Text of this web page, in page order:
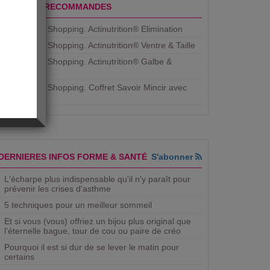
PRODUITS RECOMMANDES
Aujourdhui Shopping. Actinutrition® Elimination
Aujourdhui Shopping. Actinutrition® Ventre & Taille
Aujourdhui Shopping. Actinutrition® Galbe &
Aujourdhui Shopping. ​Coffret Savoir Mincir avec
INFOS FORME & SANTÉ S'abonner
L'écharpe plus indispensable qu'il n'y paraît pour
prévenir les crises d'asthme
5 techniques pour un meilleur sommeil
Et si vous (vous) offriez un bijou plus original que
l'éternelle bague, tour de cou ou paire de créo
Pourquoi il est si dur de se lever le matin pour
certains